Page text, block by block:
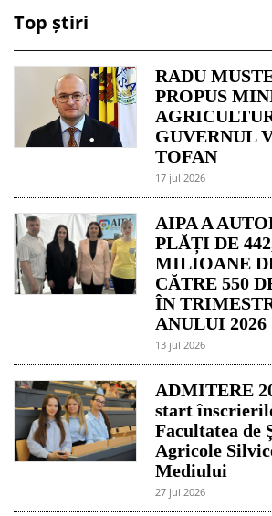
Top știri
RADU
PROPUS
GUVERNUL
TOFAN
17 jul 2026
AIPA A
PLĂȚI DE
MILIOANE
CĂTRE 550
ÎN
ANULUI 2026
13 jul 2026
ADMITERE
start
Facultatea de
Agricole
Mediului
27 jul 2026